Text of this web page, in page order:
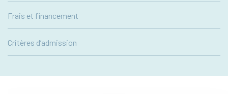
Frais et financement
Critères d’admission